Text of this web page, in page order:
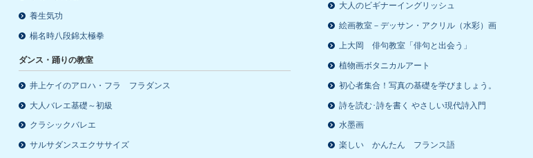
養生気功
楊名時八段錦太極拳
ダンス・踊りの教室
井上ケイのアロハ・フラ フラダンス
大人バレエ基礎～初級
クラシックバレエ
サルサダンスエクササイズ
大人のビギナーイングリッシュ
絵画教室－デッサン・アクリル（水彩）画
上大岡 俳句教室「俳句と出会う」
植物画ボタニカルアート
初心者集合！写真の基礎を学びましょう。
詩を読む･詩を書く やさしい現代詩入門
水墨画
楽しい かんたん フランス語